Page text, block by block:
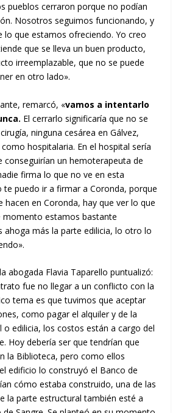
pueblos cerraron porque no podían
Nosotros seguimos funcionando, y
lo que estamos ofreciendo. Yo creo
que se lleva un buen producto,
irreemplazable, que no se puede
en otro lado».
remarcó, «vamos a intentarlo
El cerrarlo significaría que no se
ninguna cesárea en Gálvez,
hospitalaria. En el hospital sería
conseguirían un hemoterapeuta de
firma lo que no ve en esta
te puedo ir a firmar a Coronda, porque
hacen en Coronda, hay que ver lo que
momento estamos bastante
ahoga más la parte edilicia, lo otro lo
abogada Flavia Taparello puntualizó:
fue no llegar a un conflicto con la
tema es que tuvimos que aceptar
como pagar el alquiler y de la
o edilicia, los costos están a cargo del
Hoy debería ser que tendrían que
la Biblioteca, pero como ellos
edificio lo construyó el Banco de
cómo estaba construido, una de las
la parte estructural también esté a